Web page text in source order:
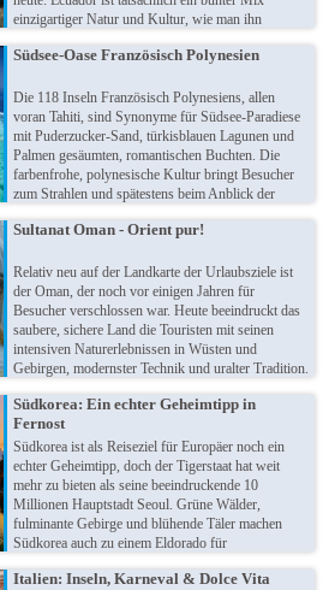
einzigartiger Natur und Kultur, wie man ihn
Abschluss Ihres Abenteuers lockt mit den
Südsee-Oase Französisch Polynesien
Die 118 Inseln Französisch Polynesiens, allen
voran Tahiti, sind Synonyme für Südsee-Paradiese
mit Puderzucker-Sand, türkisblauen Lagunen und
Palmen gesäumten, romantischen Buchten. Die
farbenfrohe, polynesische Kultur bringt Besucher
zum Strahlen und spätestens beim Anblick der
zugegeben recht lange Anreise vergessen: ein
Sultanat Oman - Orient pur!
Relativ neu auf der Landkarte der Urlaubsziele ist
der Oman, der noch vor einigen Jahren für
Besucher verschlossen war. Heute beeindruckt das
saubere, sichere Land die Touristen mit seinen
intensiven Naturerlebnissen in Wüsten und
Gebirgen, modernster Technik und uralter Tradition.
die einladende Möglichkeit, sich zwischendurch an
einsamen Sandstränden zu erholen und zu
entspannen. Probieren Sie es aus!
Südkorea: Ein echter Geheimtipp in
Fernost
Südkorea ist als Reiseziel für Europäer noch ein
echter Geheimtipp, doch der Tigerstaat hat weit
mehr zu bieten als seine beeindruckende 10
Millionen Hauptstadt Seoul. Grüne Wälder,
fulminante Gebirge und blühende Täler machen
Südkorea auch zu einem Eldorado für
das Land voller exotisch anmutender
Italien: Inseln, Karneval & Dolce Vita